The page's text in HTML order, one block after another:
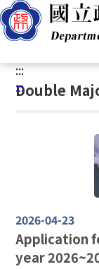
G
o
t
o
Home/
Major
:::
:::
Double
2026-04-23
Application
year